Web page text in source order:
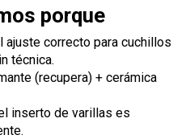
porque
ajuste correcto para cuchillos
técnica.
(recupera) + cerámica
inserto de varillas es